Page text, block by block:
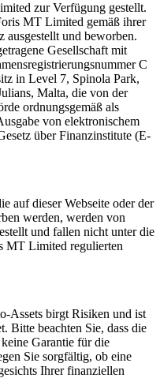
zur Verfügung gestellt.
MT Limited gemäß ihrer
und beworben.
Gesellschaft mit
C
in Level 7, Spinola Park,
Malta, die von der
ordnungsgemäß als
von elektronischem
über Finanzinstitute (E-
auf dieser Webseite oder der
werden, werden von
und fallen nicht unter die
MT Limited regulierten
Assets birgt Risiken und ist
Bitte beachten Sie, dass die
Garantie für die
Sie sorgfältig, ob eine
Ihrer finanziellen